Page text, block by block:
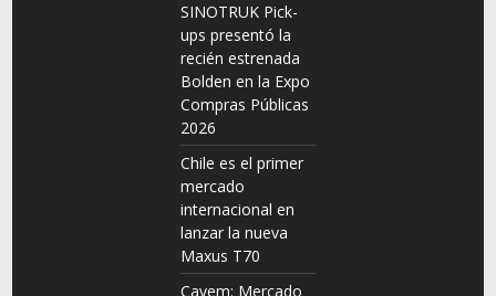
SINOTRUK Pick-
ups presentó la
recién estrenada
Bolden en la Expo
Compras Públicas
2026
Chile es el primer
mercado
internacional en
lanzar la nueva
Maxus T70
Cavem: Mercado